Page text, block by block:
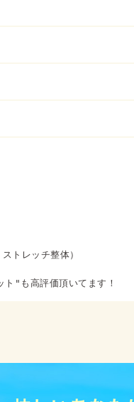
トレッチ整体）